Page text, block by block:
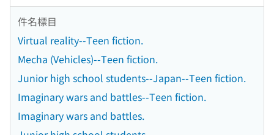
件名標目
Virtual reality--Teen fiction.
Mecha (Vehicles)--Teen fiction.
Junior high school students--Japan--Teen fiction.
Imaginary wars and battles--Teen fiction.
Imaginary wars and battles.